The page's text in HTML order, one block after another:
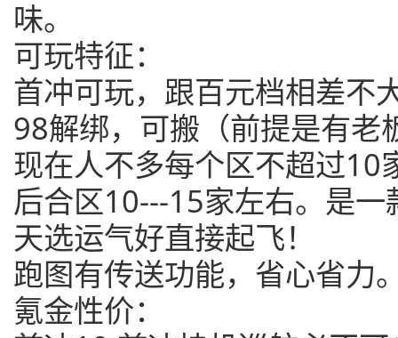
味。
可玩特征：
首冲可玩，跟百元档相差不
98解绑，可搬（前提是有老
现在人不多每个区不超过10
后合区10---15家左右。是
天选运气好直接起飞！
跑图有传送功能，省心省力
氪金性价：